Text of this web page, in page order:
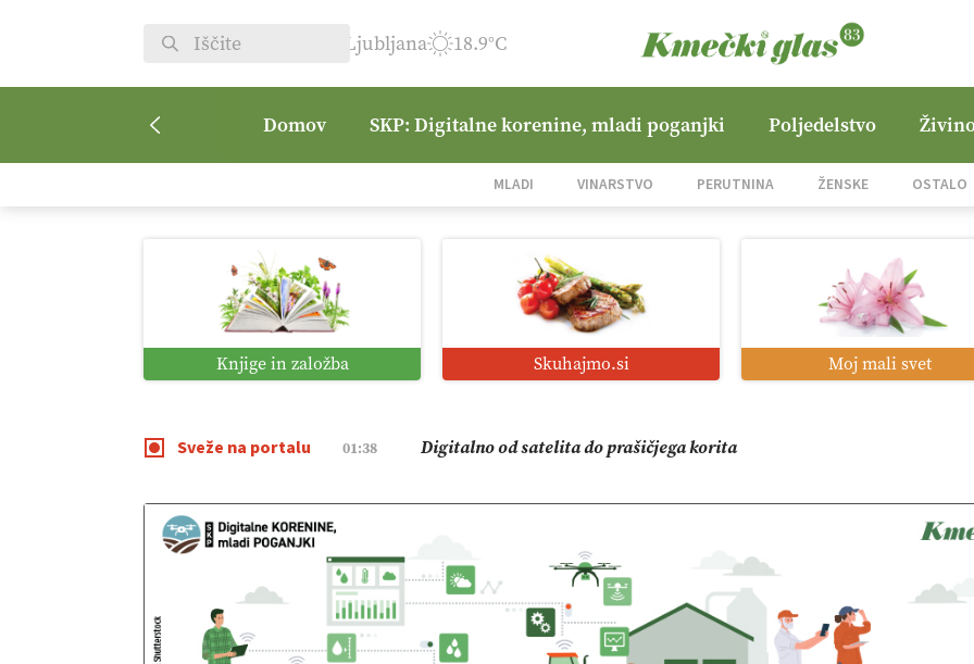
Ljubljana 18.9°C
Domov SKP: Digitalne korenine, mladi poganjki Poljedelstvo
MLADI VINARSTVO PERUTNINA ŽENSKE OSTALO
Knjige in založba Skuhajmo.si Moj mali svet
Sveže na portalu
09:09 Pomagajmo družini Bregar po uničujočem požaru
07:00 Kmetijski roboti: bo o njihovi prihodnosti odločala cena ali prednosti za
01:38 Digitalno od satelita do prašičjega korita
12:11 Digitalizacija z GPS navigacijo in avtonomnimi sistemi